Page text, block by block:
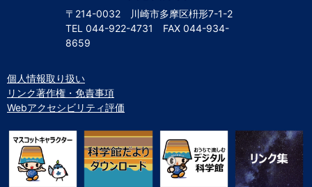
〒214-0032 川崎市多摩区枡形7-1-2
TEL 044-922-4731 FAX 044-934-
8659
個人情報取り扱い
リンク著作権・免責事項
Webアクセシビリティ評価